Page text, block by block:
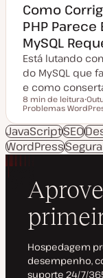
Como
PHP Parece
MySQL
Está lutando
do MySQL que
e como
Tempo de leitura
8 min de leitura
D
t
a
d
e
a
l
z
a
ã
o
Problemas
JavaScriptSEO
WordPress